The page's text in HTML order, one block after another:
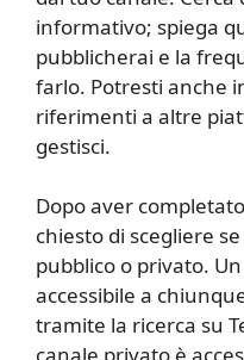
informativo; spiega
pubblicherai e la
farlo. Potresti anche
riferimenti a altre
gestisci.
Dopo aver
chiesto di scegliere
pubblico o privato.
accessibile a
tramite la ricerca su